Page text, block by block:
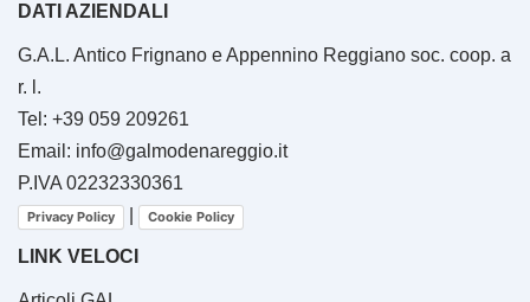
DATI AZIENDALI
G.A.L. Antico Frignano e Appennino Reggiano soc. coop. a
r. l.
Tel: +39 059 209261
Email: info@galmodenareggio.it
P.IVA 02232330361
Privacy Policy Cookie Policy
LINK VELOCI